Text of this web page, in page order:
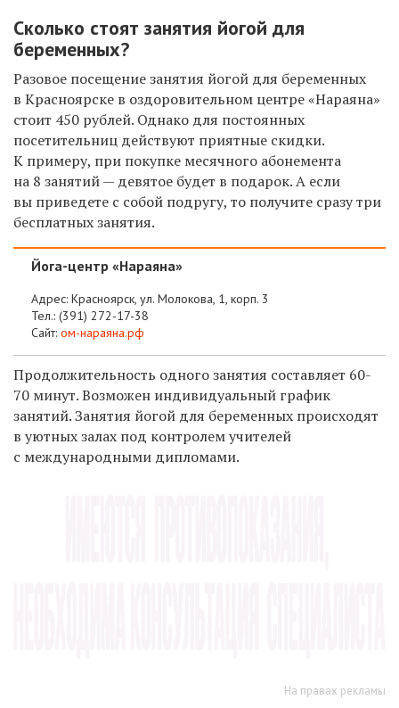
Сколько стоят занятия йогой для
беременных?
Разовое посещение занятия йогой для беременных
в Красноярске в оздоровительном центре «Нараяна»
стоит 450 рублей. Однако для постоянных
посетительниц действуют приятные скидки.
К примеру, при покупке месячного абонемента
на 8 занятий — девятое будет в подарок. А если
вы приведете с собой подругу, то получите сразу три
бесплатных занятия.
Йога-центр «Нараяна»
Адрес: Красноярск, ул. Молокова, 1, корп. 3
Тел.: (391) 272-17-38
Сайт: ом-нараяна.рф
Продолжительность одного занятия составляет 60-
70 минут. Возможен индивидуальный график
занятий. Занятия йогой для беременных происходят
в уютных залах под контролем учителей
с международными дипломами.
На правах рекламы